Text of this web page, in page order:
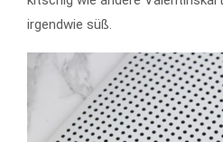
irgendwie süß.